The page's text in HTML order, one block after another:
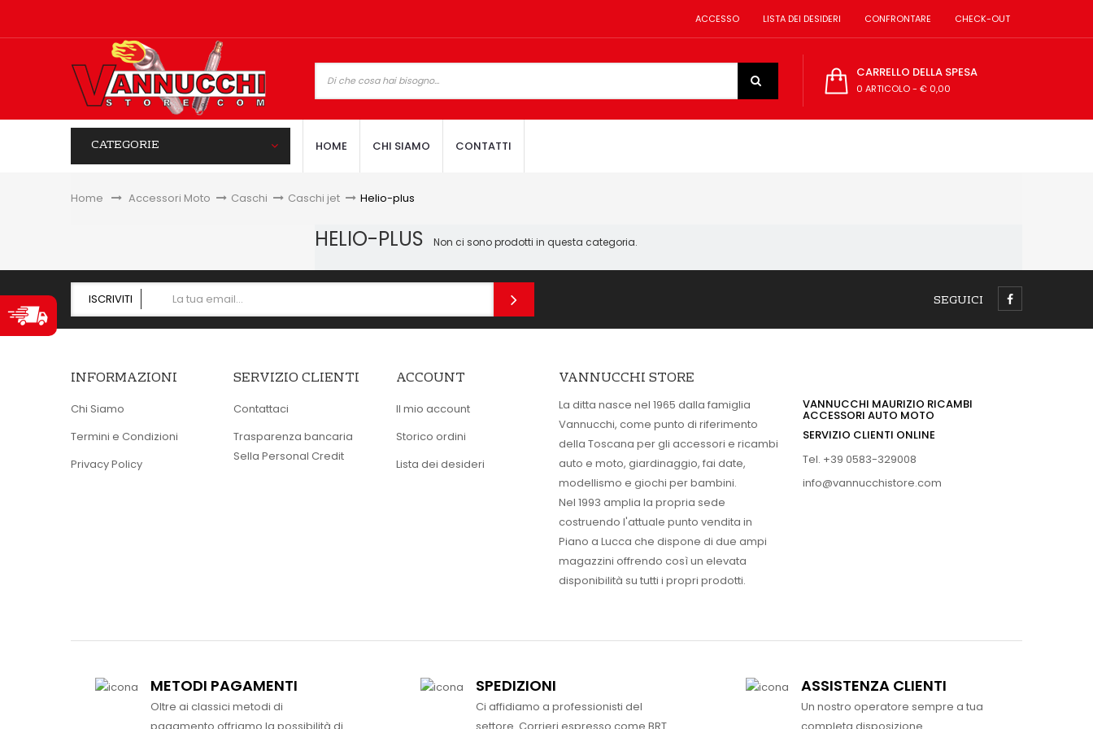
ACCESSO LISTA DEI DESIDERI CONFRONTARE CHECK-OUT
CARRELLO DELLA SPESA
0 ARTICOLO- € 0,00
CATEGORIE HOME CHI SIAMO CONTATTI
Home &gt;Accessori Moto > Caschi > Caschi jet > Helio-plus
HELIO-PLUS Non ci sono prodotti in questa categoria.
ISCRIVITI SEGUICI
INFORMAZIONI
Chi Siamo
Termini e Condizioni
Privacy Policy
SERVIZIO CLIENTI
Contattaci
Trasparenza bancaria
Sella Personal Credit
ACCOUNT
Il mio account
Storico ordini
Lista dei desideri
VANNUCCHI STORE
La ditta nasce nel 1965 dalla famiglia
Vannucchi, come punto di riferimento
della Toscana per gli accessori e ricambi
auto e moto, giardinaggio, fai date,
modellismo e giochi per bambini.
Nel 1993 amplia la propria sede
costruendo l'attuale punto vendita in
Piano a Lucca che dispone di due ampi
magazzini offrendo così un elevata
disponibilità su tutti i propri prodotti.
VANNUCCHI MAURIZIO RICAMBI
ACCESSORI AUTO MOTO
SERVIZIO CLIENTI ONLINE
Tel. +39 0583-329008
info@vannucchistore.com
METODI PAGAMENTI
Oltre ai classici metodi di
pagamento offriamo la possibilità di
SPEDIZIONI
Ci affidiamo a professionisti del
settore. Corrieri espresso come BRT
ASSISTENZA CLIENTI
Un nostro operatore sempre a tua
completa disposizione